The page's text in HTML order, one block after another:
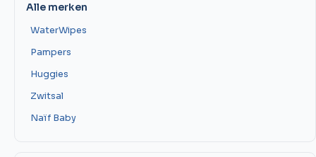
Alle merken
WaterWipes
Pampers
Huggies
Zwitsal
Naïf Baby